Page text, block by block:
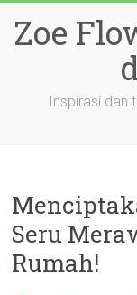
content
Zoe
Inspirasi dan
Seru
Rumah!